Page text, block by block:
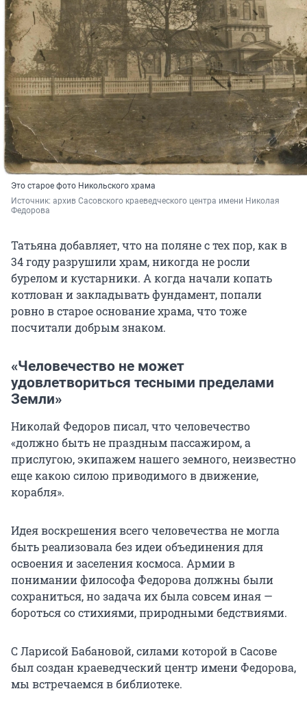
Это старое фото Никольского храма
Источник: архив Сасовского краеведческого центра имени Николая
Федорова
Татьяна добавляет, что на поляне с тех пор, как в
34 году разрушили храм, никогда не росли
бурелом и кустарники. А когда начали копать
котлован и закладывать фундамент, попали
ровно в старое основание храма, что тоже
посчитали добрым знаком.
«Человечество не может
удовлетвориться тесными пределами
Земли»
Николай Федоров писал, что человечество
«должно быть не праздным пассажиром, а
прислугою, экипажем нашего земного, неизвестно
еще какою силою приводимого в движение,
корабля».
Идея воскрешения всего человечества не могла
быть реализовала без идеи объединения для
освоения и заселения космоса. Армии в
понимании философа Федорова должны были
сохраниться, но задача их была совсем иная —
бороться со стихиями, природными бедствиями.
С Ларисой Бабановой, силами которой в Сасове
был создан краеведческий центр имени Федорова,
мы встречаемся в библиотеке.